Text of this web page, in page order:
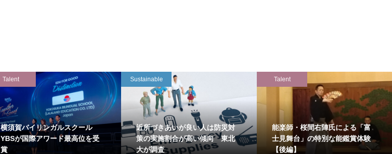
Talent
横須賀バイリンガルスクール
YBSが国際アワード最高位を受
賞
Sustainable
近所づきあいが良い人は防災対
策の実施割合が高い傾向 東北
大が調査
Talent
能楽師・桜間右陣氏による「富
士見舞台」の特別な能鑑賞体験
【後編】